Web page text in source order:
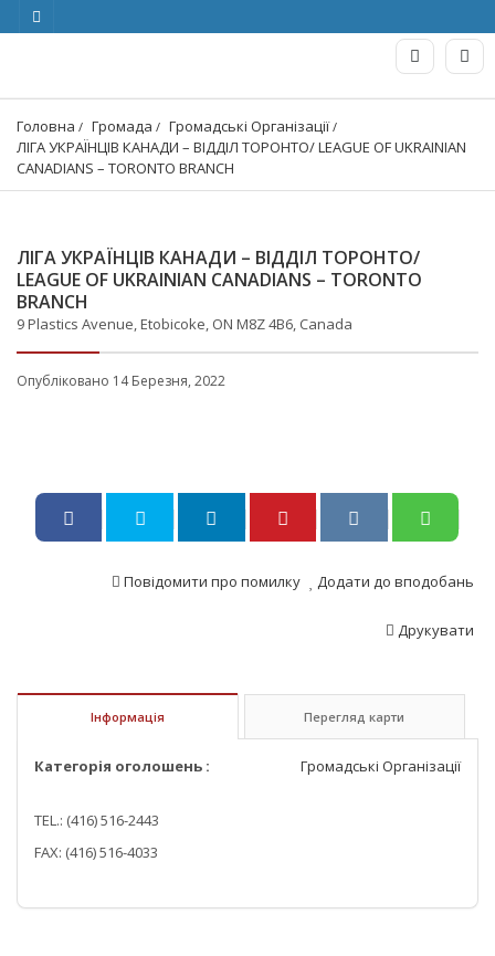
Головна Громада
Громадські Організації
ЛІГА УКРАЇНЦІВ КАНАДИ – ВІДДІЛ ТОРОНТО/ LEAGUE OF UKRAINIAN
CANADIANS – TORONTO BRANCH
ЛІГА УКРАЇНЦІВ КАНАДИ – ВІДДІЛ ТОРОНТО/
LEAGUE OF UKRAINIAN CANADIANS – TORONTO
BRANCH
9 Plastics Avenue, Etobicoke, ON M8Z 4B6, Canada
Опубліковано 14 Березня, 2022
Додати до вподобань
Повідомити про помилку
Друкувати
Інформація Перегляд карти
Категорія оголошень : Громадські Організації
TEL.: (416) 516-2443
FAX: (416) 516-4033